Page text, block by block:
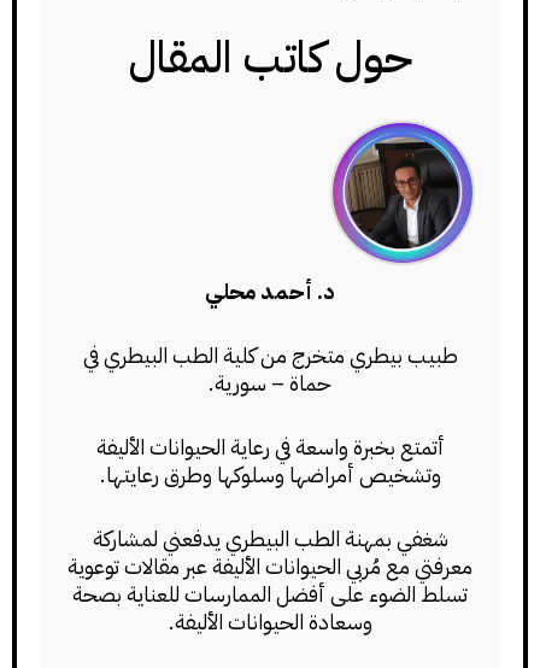
حول كاتب المقال
د. أحمد محلي
طبيب بيطري متخرج من كلية الطب البيطري في
حماة – سورية.
أتمتع بخبرة واسعة في رعاية الحيوانات الأليفة
وتشخيص أمراضها وسلوكها وطرق رعايتها.
شغفي بمهنة الطب البيطري يدفعني لمشاركة
معرفتي مع مُربي الحيوانات الأليفة عبر مقالات توعوية
تسلط الضوء على أفضل الممارسات للعناية بصحة
وسعادة الحيوانات الأليفة.